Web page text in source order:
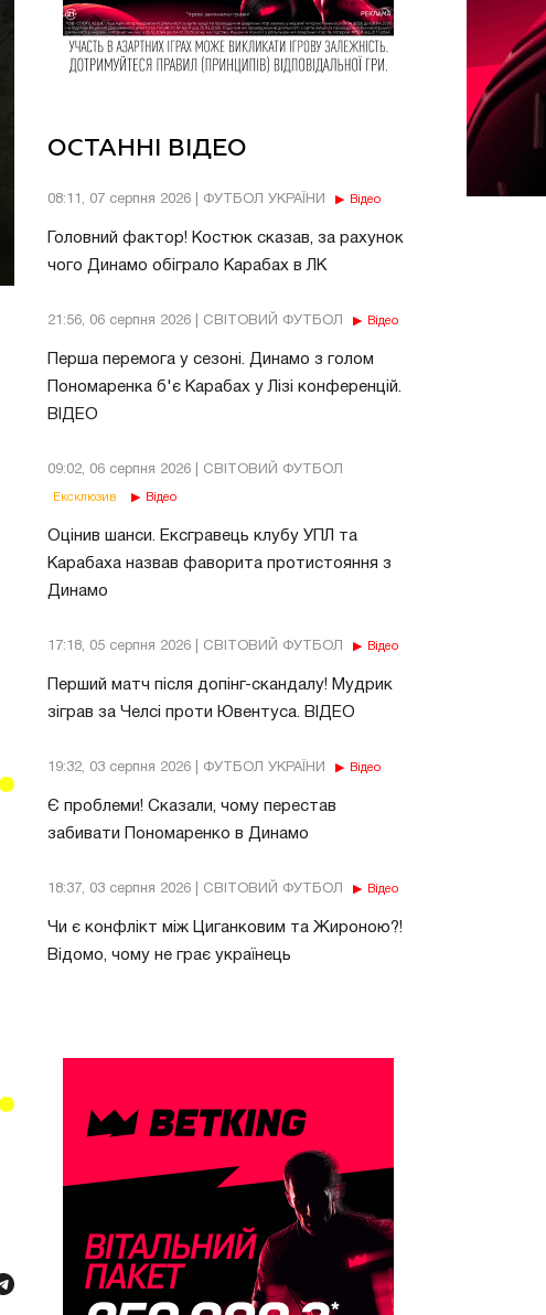
ОСТАННІ ВІДЕО
08:11, 07 серпня 2026 | ФУТБОЛ УКРАЇНИ Відео
Головний фактор! Костюк сказав, за рахунок
чого Динамо обіграло Карабах в ЛК
21:56, 06 серпня 2026 | СВІТОВИЙ ФУТБОЛ Відео
Перша перемога у сезоні. Динамо з голом
Пономаренка б'є Карабах у Лізі конференцій.
ВІДЕО
09:02, 06 серпня 2026 | СВІТОВИЙ ФУТБОЛ
Ексклюзив Відео
Оцінив шанси. Ексгравець клубу УПЛ та
Карабаха назвав фаворита протистояння з
Динамо
17:18, 05 серпня 2026 | СВІТОВИЙ ФУТБОЛ Відео
Перший матч після допінг-скандалу! Мудрик
зіграв за Челсі проти Ювентуса. ВІДЕО
19:32, 03 серпня 2026 | ФУТБОЛ УКРАЇНИ Відео
Є проблеми! Сказали, чому перестав
забивати Пономаренко в Динамо
18:37, 03 серпня 2026 | СВІТОВИЙ ФУТБОЛ Відео
Чи є конфлікт між Циганковим та Жироною?!
Відомо, чому не грає українець